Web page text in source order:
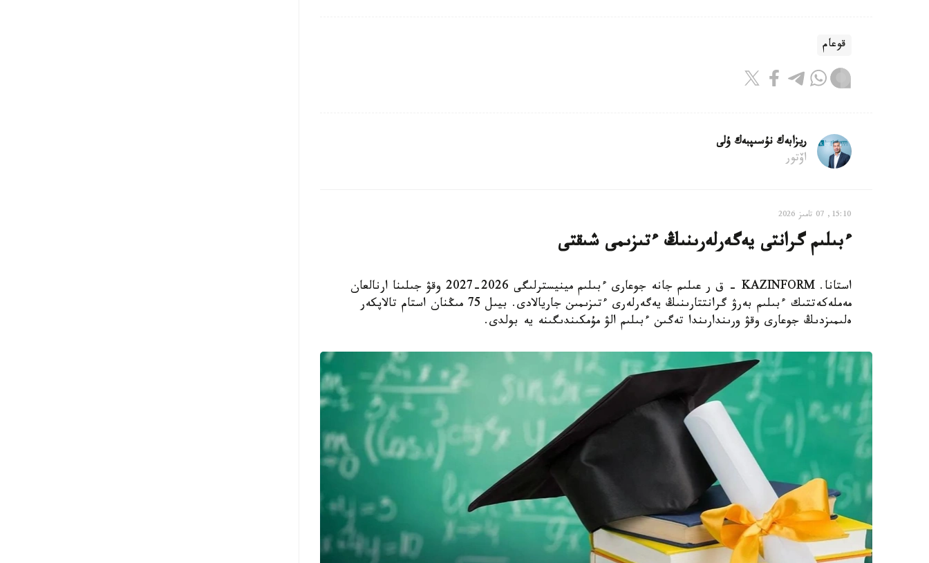
قوعام
ريزابەك نۇسىپبەك ۇلى
اۆتور
15:10, 07 تامىز 2026
ءبىلىم گرانتى يەگەرلەرىنىڭ ءتىزىمى شىقتى
استانا. KAZINFORM - ق ر عىلىم جانە جوعارى ءبىلىم مينيسترلىگى 2026-2027 وقۋ جىلىنا ارنالعان
مەملەكەتتىك ءبىلىم بەرۋ گرانتتارىنىڭ يەگەرلەرى ءتىزىمىن جاريالادى. بيىل 75 مىڭنان استام تالاپكەر
ەلىمىزدىڭ جوعارى وقۋ ورىندارىندا تەگىن ءبىلىم الۋ مۇمكىندىگىنە يە بولدى.